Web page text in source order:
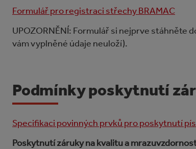
Formulář pro registraci střechy BRAMAC
UPOZORNĚNÍ: Formulář si nejprve stáhněte
vám vyplněné údaje neuloží).
Podmínky poskytnutí
Specifikaci povinných prvků pro poskytnutí
Poskytnutí záruky na kvalitu a